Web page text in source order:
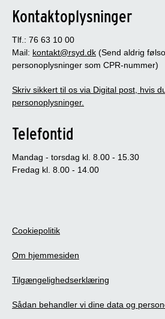
Kontaktoplysninger
Tlf.: 76 63 10 00
Mail: kontakt@rsyd.dk (Send aldrig
personoplysninger som CPR-nummer)
Skriv sikkert til os via Digital post, hvis
personoplysninger.
Telefontid
Mandag - torsdag kl. 8.00 - 15.30
Fredag kl. 8.00 - 14.00
Cookiepolitik
Om hjemmesiden
Tilgængelighedserklæring
Sådan behandler vi dine data og